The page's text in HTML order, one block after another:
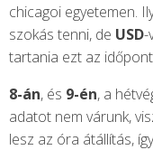
chicagoi egyetemen.
szokás tenni, de USD-
tartania ezt az
8-án, és 9-én, a
adatot nem várunk,
lesz az óra átállítás,